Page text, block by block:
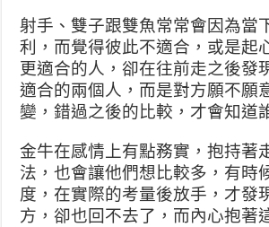
射手、雙子跟雙魚常常會因為當
利，而覺得彼此不適合，或是起
更適合的人，卻在往前走之後發
適合的兩個人，而是對方願不願
變，錯過之後的比較，才會知道
金牛在感情上有點務實，抱持著
法，也會讓他們想比較多，有時
度，在實際的考量後放手，才發
方，卻也回不去了，而內心抱著